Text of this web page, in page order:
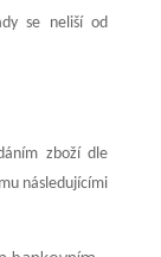
se neliší od
zboží dle
následujícími